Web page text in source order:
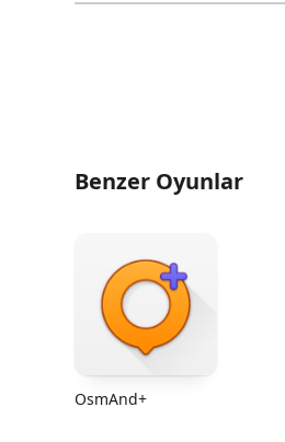
Benzer Oyunlar
OsmAnd+